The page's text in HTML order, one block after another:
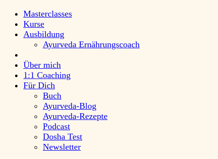
Masterclasses
Kurse
Ausbildung
Ayurveda Ernährungscoach
Über mich
1:1 Coaching
Für Dich
Buch
Ayurveda-Blog
Ayurveda-Rezepte
Podcast
Dosha Test
Newsletter